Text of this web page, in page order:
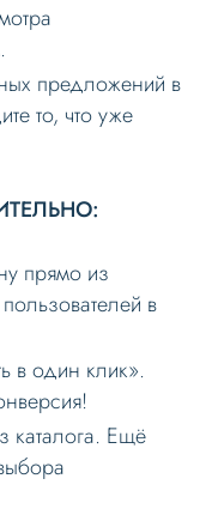
предложений в
то, что уже
прямо из
в
в один клик».
каталога. Ещё